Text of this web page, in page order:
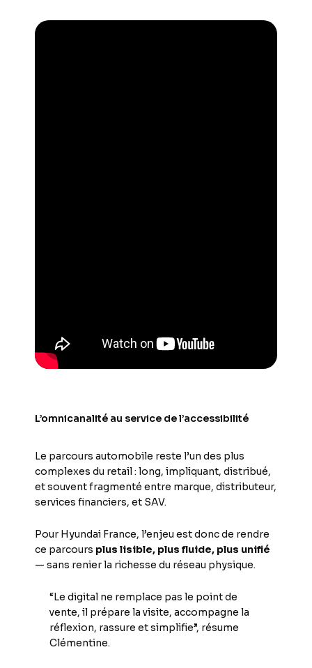
L’omnicanalité au service de l’accessibilité
Le parcours automobile reste l’un des plus
complexes du retail : long, impliquant, distribué,
et souvent fragmenté entre marque, distributeur,
services financiers, et SAV.
Pour Hyundai France, l’enjeu est donc de rendre
ce parcours plus lisible, plus fluide, plus unifié
— sans renier la richesse du réseau physique.
“Le digital ne remplace pas le point de
vente, il prépare la visite, accompagne la
réflexion, rassure et simplifie”, résume
Clémentine.